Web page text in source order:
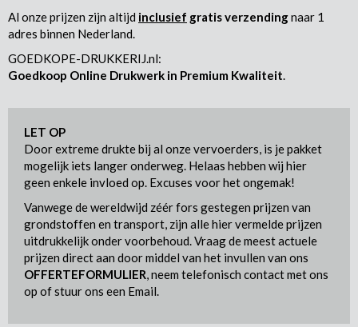
Al onze prijzen zijn altijd inclusief gratis verzendingnaar 1
adres binnen Nederland.
GOEDKOPE-DRUKKERIJ.nl:
Goedkoop Online Drukwerk in Premium Kwaliteit.
LET OP
Door extreme drukte bij al onze vervoerders, is je pakket
mogelijk iets langer onderweg. Helaas hebben wij hier
geen enkele invloed op. Excuses voor het ongemak!
Vanwege de wereldwijd zéér fors gestegen prijzen van
grondstoffen en transport, zijn alle hier vermelde prijzen
uitdrukkelijk onder voorbehoud. Vraag de meest actuele
prijzen direct aan door middel van het invullen van ons
OFFERTEFORMULIER, neem telefonisch contact met ons
op of stuur ons een Email.